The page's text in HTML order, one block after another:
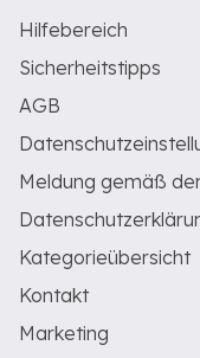
Hilfebereich
Sicherheitstipps
AGB
Meldung gemäß
Kategorieübersicht
Kontakt
Marketing